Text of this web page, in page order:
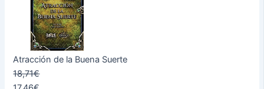
Atracción de la Buena Suerte
18,71€